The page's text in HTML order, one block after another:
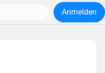
Anmelden